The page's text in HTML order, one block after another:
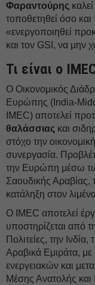
Φαραντούρης
τοποθετηθεί όσο
«ενεργοποιηθεί
και τον GSI, να μην
Τι είναι ο
Ο Οικονομικός
Ευρώπης (India-
IMEC) αποτελεί
θαλάσσιας και
στόχο την
συνεργασία.
την Ευρώπη μέσω
Σαουδικής Αραβίας,
κατάληξη στον
Ο IMEC αποτελεί
υποστηρίζεται από
Πολιτείες, την
Αραβικά Εμιράτα,
ενεργειακών και
Μέσης Ανατολής και